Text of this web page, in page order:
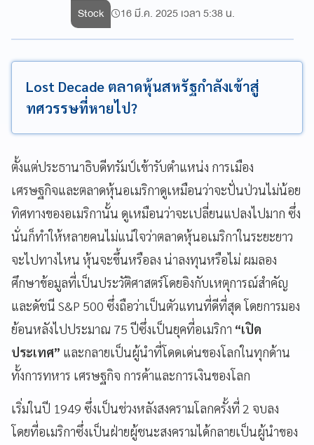
Stock 16 มี.ค. 2025 เวลา 5:38 น.
Lost Decade ตลาดหุ้นสหรัฐกำลังเข้าสู่
ทศวรรษที่หายไป?
ตั้งแต่ประธานาธิบดีทรัมป์เข้ารับตำแหน่ง การเมือง
เศรษฐกิจและตลาดหุ้นอเมริกาดูเหมือนว่าจะปั่นป่วนไม่น้อย
ทิศทางของอเมริกานั้น ดูเหมือนว่าจะเปลี่ยนแปลงไปมาก ซึ่ง
นั่นก็ทำให้หลายคนไม่แน่ใจว่าตลาดหุ้นอเมริกาในระยะยาว
จะไปทางไหน หุ้นจะขึ้นหรือลง น่าลงทุนหรือไม่ ผมลอง
ศึกษาข้อมูลที่เป็นประวัติศาสตร์โดยอิงกับเหตุการณ์สำคัญ
และดัชนี S&P 500 ซึ่งถือว่าเป็นตัวแทนที่ดีที่สุด โดยการมอง
ย้อนหลังไปประมาณ 75 ปีซึ่งเป็นยุคที่อเมริกา “เปิด
ประเทศ” และกลายเป็นผู้นำที่โดดเด่นของโลกในทุกด้าน
ทั้งการทหาร เศรษฐกิจ การค้าและการเงินของโลก
เริ่มในปี 1949 ซึ่งเป็นช่วงหลังสงครามโลกครั้งที่ 2 จบลง
โดยที่อเมริกาซึ่งเป็นฝ่ายผู้ชนะสงครามได้กลายเป็นผู้นำของ